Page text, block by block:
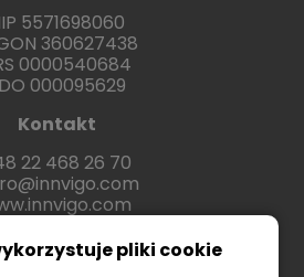
pliki cookie
5571698060
360627438
0000540684
000095629
Kontakt
22 468 26 70